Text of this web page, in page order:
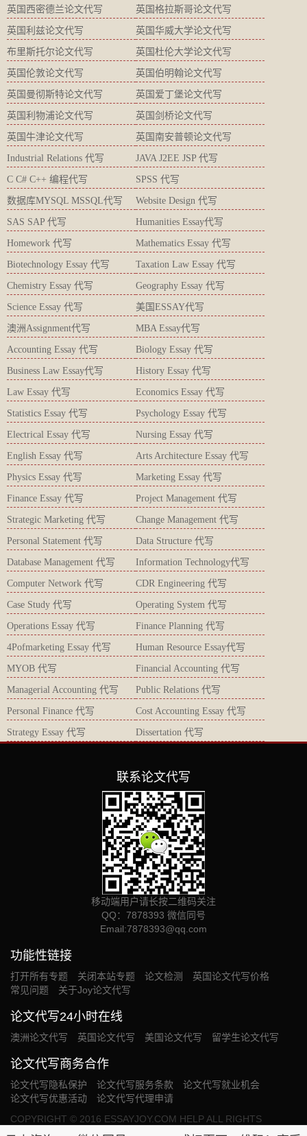
英国西密德兰论文代写 英国格拉斯哥论文代写
英国利兹论文代写 英国华威大学论文代写
布里斯托尔论文代写 英国杜伦大学论文代写
英国伦敦论文代写 英国伯明翰论文代写
英国曼彻斯特论文代写 英国爱丁堡论文代写
英国利物浦论文代写 英国剑桥论文代写
英国牛津论文代写 英国南安普顿论文代写
Industrial Relations 代写 JAVA J2EE JSP 代写
C C# C++ 编程代写 SPSS 代写
数据库MYSQL MSSQL代写 Website Design 代写
SAS SAP 代写 Humanities Essay代写
Homework 代写 Mathematics Essay 代写
Biotechnology Essay 代写 Taxation Law Essay 代写
Chemistry Essay 代写 Geography Essay 代写
Science Essay 代写 美国ESSAY代写
澳洲Assignment代写 MBA Essay代写
Accounting Essay 代写 Biology Essay 代写
Business Law Essay代写 History Essay 代写
Law Essay 代写 Economics Essay 代写
Statistics Essay 代写 Psychology Essay 代写
Electrical Essay 代写 Nursing Essay 代写
English Essay 代写 Arts Architecture Essay 代写
Physics Essay 代写 Marketing Essay 代写
Finance Essay 代写 Project Management 代写
Strategic Marketing 代写 Change Management 代写
Personal Statement 代写 Data Structure 代写
Database Management 代写 Information Technology代写
Computer Network 代写 CDR Engineering 代写
Case Study 代写 Operating System 代写
Operations Essay 代写 Finance Planning 代写
4Pofmarketing Essay 代写 Human Resource Essay代写
MYOB 代写 Financial Accounting 代写
Managerial Accounting 代写 Public Relations 代写
Personal Finance 代写 Cost Accounting Essay 代写
Strategy Essay 代写 Dissertation 代写
联系论文代写
移动端用户请长按二维码关注
QQ：7878393 微信同号
Email:7878393@qq.com
功能性链接
打开所有专题 关闭本站专题 论文检测
英国论文代写价格
常见问题
关于Joy论文代写
论文代写24小时在线
澳洲论文代写 英国论文代写 美国论文代写 留学生论文代写
论文代写商务合作
论文代写隐私保护 论文代写服务条款
论文代写就业机会
论文代写优惠活动
论文代写代理申请
COPYRIGHT © 2016 ESSAYJOY.COM HELP ALL RIGHTS
RESERVED. OUR SERVICE PROVIDED WILL BE USED SOLELY